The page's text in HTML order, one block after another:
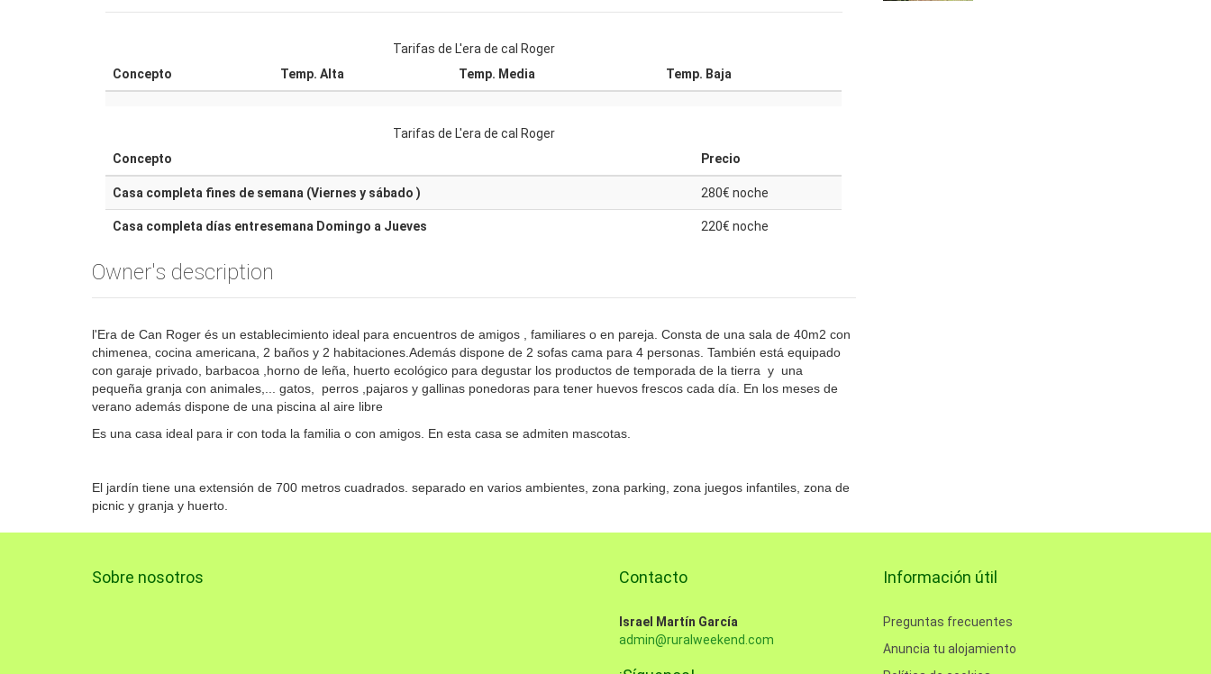
Tarifas de L'era de cal Roger
Concepto
Temp. Alta Temp. Media Temp. Baja
Tarifas de L'era de cal Roger
Concepto
Precio
Casa completa fines de semana (Viernes y sábado ) 280€ noche
Casa completa días entresemana Domingo a Jueves 220€ noche
Owner's description
l'Era de Can Roger és un establecimiento ideal para encuentros de amigos , familiares o en pareja. Consta de una sala de 40m2 con
chimenea, cocina americana, 2 baños y 2 habitaciones.Además dispone de 2 sofas cama para 4 personas. También está equipado
con garaje privado, barbacoa ,horno de leña, huerto ecológico para degustar los productos de temporada de la tierra y una
pequeña granja con animales,... gatos, perros ,pajaros y gallinas ponedoras para tener huevos frescos cada día. En los meses de
verano además dispone de una piscina al aire libre
Es una casa ideal para ir con toda la familia o con amigos. En esta casa se admiten mascotas.
El jardín tiene una extensión de 700 metros cuadrados. separado en varios ambientes, zona parking, zona juegos infantiles, zona de
picnic y granja y huerto.
Sobre nosotros Contacto
Israel Martín García
admin@ruralweekend.com
Información útil
Preguntas frecuentes
Anuncia tu alojamiento